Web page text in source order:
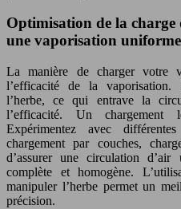
Optimisation de la
une vaporisation uniforme
La manière de charger votre
l’efficacité de la vaporisation.
l’herbe, ce qui entrave la
l’efficacité. Un
Expérimentez avec
chargement par couches,
d’assurer une circulation
complète et homogène.
manipuler l’herbe permet un
précision.